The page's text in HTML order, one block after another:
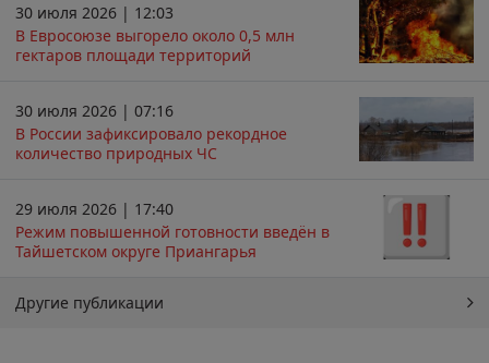
30 июля 2026 | 12:03
В Евросоюзе выгорело около 0,5 млн
гектаров площади территорий
30 июля 2026 | 07:16
В России зафиксировало рекордное
количество природных ЧС
29 июля 2026 | 17:40
Режим повышенной готовности введён в
Тайшетском округе Приангарья
Другие публикации